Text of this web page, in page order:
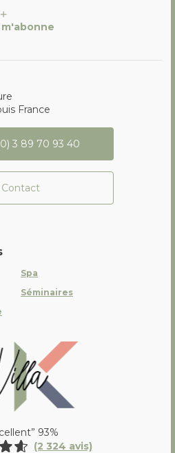
m'abonne
France
3 89 70 93 40
Contact
Spa
Séminaires
La Villa K Hôtel Spa Restaurant
93%
(2 324 avis)